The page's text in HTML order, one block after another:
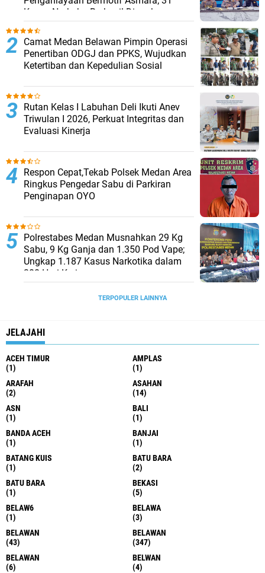
Kasus Narkoba Berhasil Diungkap
Camat Medan Belawan Pimpin Operasi
Penertiban ODGJ dan PPKS, Wujudkan
Ketertiban dan Kepedulian Sosial
Rutan Kelas I Labuhan Deli Ikuti Anev
Triwulan I 2026, Perkuat Integritas dan
Evaluasi Kinerja
Respon Cepat,Tekab Polsek Medan Area
Ringkus Pengedar Sabu di Parkiran
Penginapan OYO
Polrestabes Medan Musnahkan 29 Kg
Sabu, 9 Kg Ganja dan 1.350 Pod Vape;
Ungkap 1.187 Kasus Narkotika dalam
300 Hari Kerja
TERPOPULER LAINNYA
JELAJAHI
ACEH TIMUR
(1)
AMPLAS
(1)
ARAFAH
(2)
ASAHAN
(14)
ASN
(1)
BALI
(1)
BANDA ACEH
(1)
BANJAI
(1)
BATANG KUIS
(1)
BATU BARA
(2)
BATU BARA
(1)
BEKASI
(5)
BELAW6
(1)
BELAWA
(3)
BELAWAN
(43)
BELAWAN
(347)
BELAWAN
(6)
BELWAN
(4)